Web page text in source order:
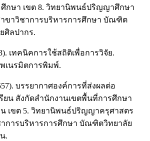
กษา เขต 8. วิทยานิพนธ์ปริญญาศึกษา
ขาวิชาการบริหารการศึกษา บัณฑิต
ศิลปากร.
เทคนิคการใช้สถิติเพื่อการวิจัย.
เนรมิตการพิมพ์.
บรรยากาศองค์การที่ส่งผลต่อ
ยน สังกัดสำนักงานเขตพื้นที่การศึกษา
เขต 5. วิทยานิพนธ์ปริญญาครุศาสตร
การบริหารการศึกษา บัณฑิตวิทยาลัย
.